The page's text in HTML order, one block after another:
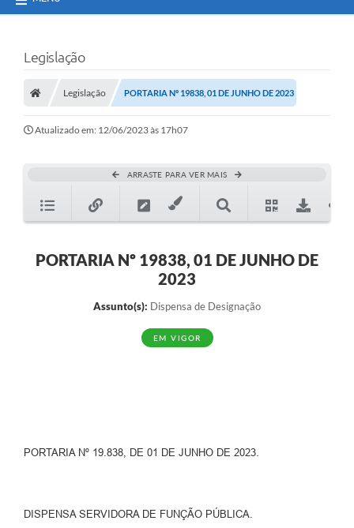
Legislação
Legislação PORTARIA Nº 19838, 01 DE JUNHO DE 2023
Atualizado em: 12/06/2023 às 17h07
ARRASTE PARA VER MAIS
PORTARIA Nº 19838, 01 DE JUNHO DE
2023
Assunto(s): Dispensa de Designação
EM VIGOR
PORTARIA Nº 19.838, DE 01 DE JUNHO DE 2023.
DISPENSA SERVIDORA DE FUNÇÃO PÚBLICA.